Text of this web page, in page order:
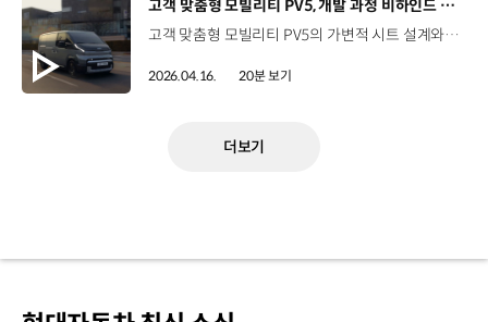
[동영상]
고객 맞춤형 모빌리티 PV5, 개발 과정 비하인드 스토리
고객 맞춤형 모빌리티 PV5의 가변적 시트 설계와 최첨단 사양까지.승차감과 내구성을 모두 확보하기 위한 고민,연구원이 직접 밝히는 PV5 개발 스토리를 지금 만나보세요. 00:00 하이라이트00:49 PV5 프로젝트를 맡았을 때, 들었던 생각?02:06 Trial-고객의 니즈에서 개발을 시작한 PV5 프로젝트04:20 Modify-시트를 자동차 바닥으로 넣을 수 있다면? 카고 하이루프 ‘팝업 싱킹 시트’ 개발 스토리07:02 Modify-안전성과 승차감을 충족하는 현가장치 ‘후륜 사이드로드 발생형 CTBA’ 개발 스토리11:02 Modify-비즈니스의 무한 확장을 가능하게 하는 ‘신규 인포테인먼트‘ 개발 스토리12:50 Improve-운전하기 편안한 전기 밴13:29 Improve-넓은 실내공간 확보를 위한 노력14:37 최소 회전 반경 5.5m, 경차 수준의 회전 반경 확보한 PV516:05 안드로이드 기반 AAOS 최초로 적용한 PV517:46 ‘이게 정말 되네?’ 연구원들의 솔직한 PV5 개발 소감 #기아 #TMI토크 #PV5 #PV5카고 #PV5패신저 #PV5택시 #PV5하이루프 #PBV #PV5개발과정 #PV5특화기능 #PV5성능 #PV5공간활용 #PV5승차감 #PV5안정성 #고객맞춤형모빌리티 유튜브 바로 가기 >
2026.04.16. 20분 보기
더보기